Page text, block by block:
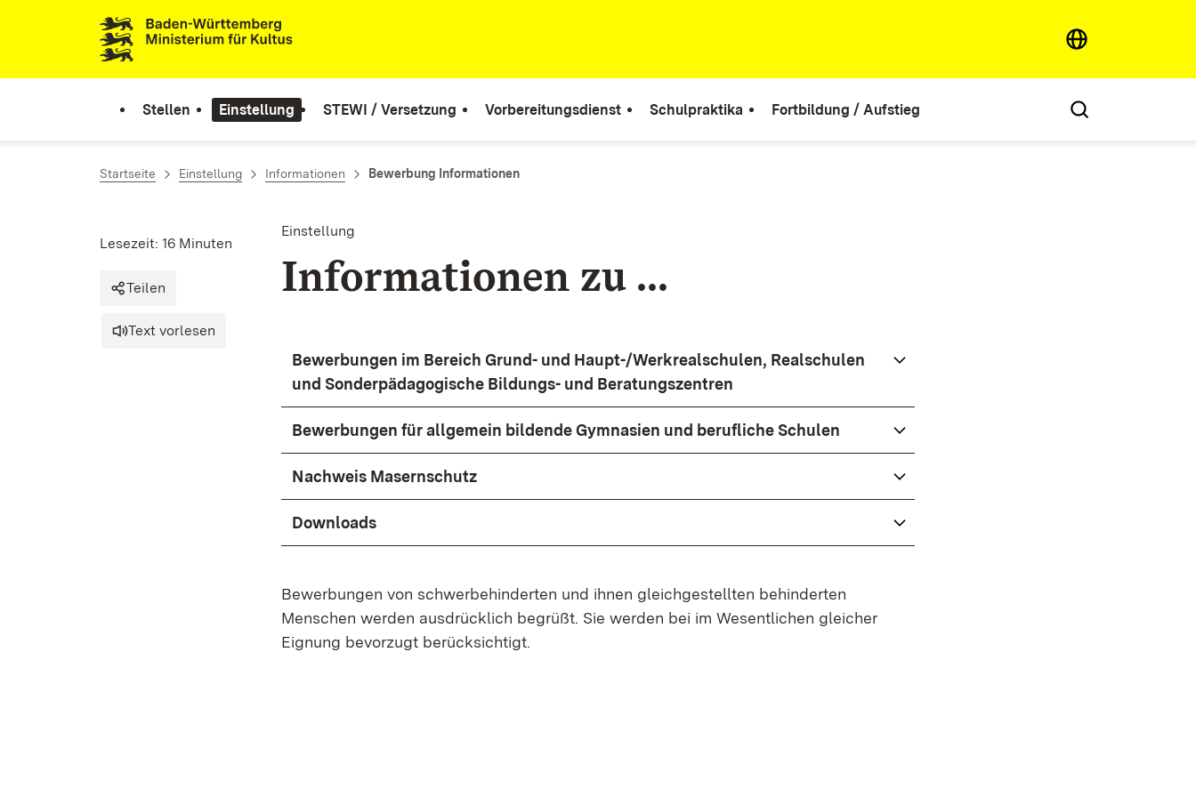
Zum Inhalt springen
Link zur Startseite
Stellen Einstellung STEWI / Versetzung Vorbereitungsdienst Schulpraktika Fortbildung / Aufstieg
Startseite Einstellung Informationen Bewerbung Informationen
Einstellung
Informationen zu ...
Lesezeit: 16 Minuten
Teilen
Text vorlesen
Bewerbungen im Bereich Grund- und Haupt-/Werkrealschulen, Realschulen
und Sonderpädagogische Bildungs- und Beratungszentren
Bewerbungen für allgemein bildende Gymnasien und berufliche Schulen
Nachweis Masernschutz
Downloads
Bewerbungen von schwerbehinderten und ihnen gleichgestellten behinderten
Menschen werden ausdrücklich begrüßt. Sie werden bei im Wesentlichen gleicher
Eignung bevorzugt berücksichtigt.